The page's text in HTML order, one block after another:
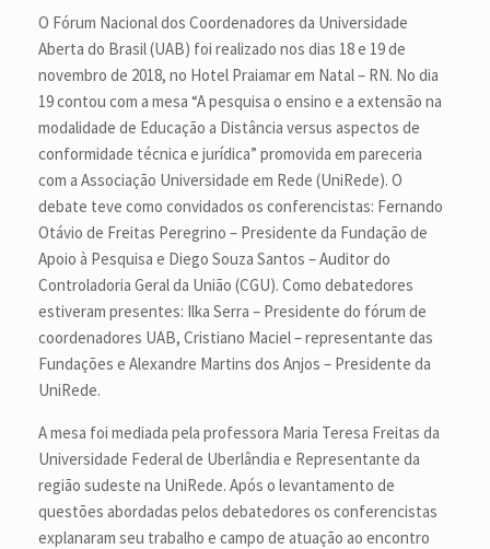
O Fórum Nacional dos Coordenadores da Universidade
Aberta do Brasil (UAB) foi realizado nos dias 18 e 19 de
novembro de 2018, no Hotel Praiamar em Natal – RN. No dia
19 contou com a mesa “A pesquisa o ensino e a extensão na
modalidade de Educação a Distância versus aspectos de
conformidade técnica e jurídica” promovida em pareceria
com a Associação Universidade em Rede (UniRede). O
debate teve como convidados os conferencistas: Fernando
Otávio de Freitas Peregrino – Presidente da Fundação de
Apoio à Pesquisa e Diego Souza Santos – Auditor do
Controladoria Geral da União (CGU). Como debatedores
estiveram presentes: Ilka Serra – Presidente do fórum de
coordenadores UAB, Cristiano Maciel – representante das
Fundações e Alexandre Martins dos Anjos – Presidente da
UniRede.
A mesa foi mediada pela professora Maria Teresa Freitas da
Universidade Federal de Uberlândia e Representante da
região sudeste na UniRede. Após o levantamento de
questões abordadas pelos debatedores os conferencistas
explanaram seu trabalho e campo de atuação ao encontro